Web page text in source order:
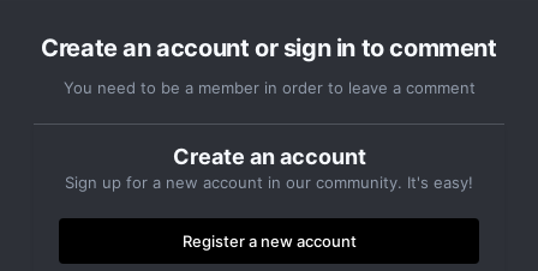
Create an account or sign in to comment
You need to be a member in order to leave a comment
Create an account
Sign up for a new account in our community. It's easy!
Register a new account